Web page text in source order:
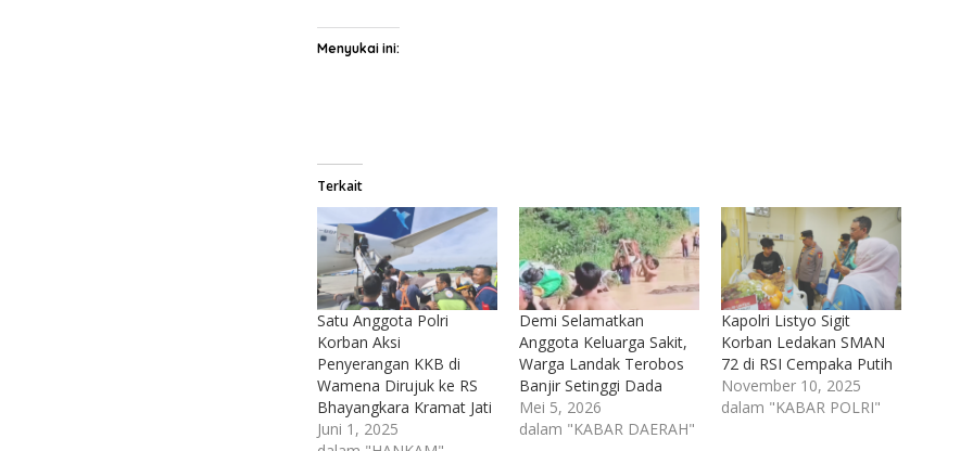
Menyukai ini:
Terkait
Satu Anggota Polri
Korban Aksi
Penyerangan KKB di
Wamena Dirujuk ke RS
Bhayangkara Kramat Jati
Juni 1, 2025
Demi Selamatkan
Anggota Keluarga Sakit,
Warga Landak Terobos
Banjir Setinggi Dada
Mei 5, 2026
dalam "KABAR DAERAH"
Kapolri Listyo Sigit
Korban Ledakan SMAN
72 di RSI Cempaka Putih
November 10, 2025
dalam "KABAR POLRI"